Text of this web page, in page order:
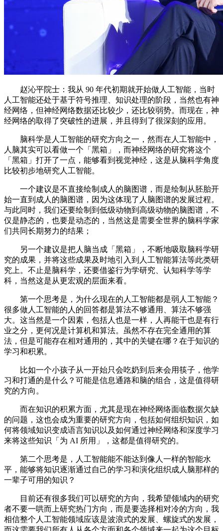
赵沁平院士：我从 90 年代初期就开始做人工智能，当时
人工智能还处于基于符号推理、知识处理的阶段，当然也有神
经网络，但神经网络数据还比较少，还比较弱势。而现在，神
经网络的取得了突破性的进展，并且得到了很深刻的应用。
脑科学是人工智能的研究方向之一，然而在人工智能中，
人脑其实可以看做一个「黑箱」，而神经网络的研究将这个
「黑箱」打开了一点，能够看到视觉神经，这是从脑科学角度
比较初步地研究人工智能。
一个建议是不直接绘制成人的脑图谱，而是绘制从胚胎开
始一直到成人的脑图谱，因为这体现了人脑图谱的发展过程。
与此同时，我们还要绘制到低级动物到高级动物的脑图谱，不
仅是静态的，也要是动态的，当然这是需要全世界的脑科学家
们共同长期努力的结果；
另一个建议是把人脑当成「黑箱」，不断地吸取脑科学研
究的成果，并将这些成果及时地引入到人工智能算法等此类研
究上。不止是脑科学，还要借鉴行为学研究、认知科学等学
科，当然这是从更宏观的层面来看。
第一个思考是，为什么现在的人工智能都是弱人工智能？
很多做人工智能的人的回答都是算法不够通用、算法不够强
大。这当然是一个因素，包括人也是一样，人再能干也是有行
业之分，更何况是计算机和算法。虽然不存在完全通用的算
法，但是可能存在相对通用的，其中的关键在哪？在于知识的
学习和积累。
比如一个小孩子从一开始只会吃奶到后来会用筷子，他学
习和打通的是什么？可能是信息通路和脑的组合，这是值得研
究的方向。
而在知识的积累方面，尤其是现在神经网络面临数据欠缺
的问题，这也会成为重要的研究方向，包括如何组织知识，如
何将领域知识变成语言知识以及如何通过神经网络和深度学习
来将这些知识「为 AI 所用」，这都是值得研究的。
第二个思考是，人工智能能不能达到像人一样的智能水
平，能够将知识逐渐通过自己的学习和演化组织成人脑那样的
一辈子可用的知识？
目前还有很多我们可以研究的方向，我希望领域内的研究
者不要一哄而上研究热门方向，而是要选择相对冷的方向，我
相信整个人工智能领域应该是波浪式的发展、螺旋式的发展，